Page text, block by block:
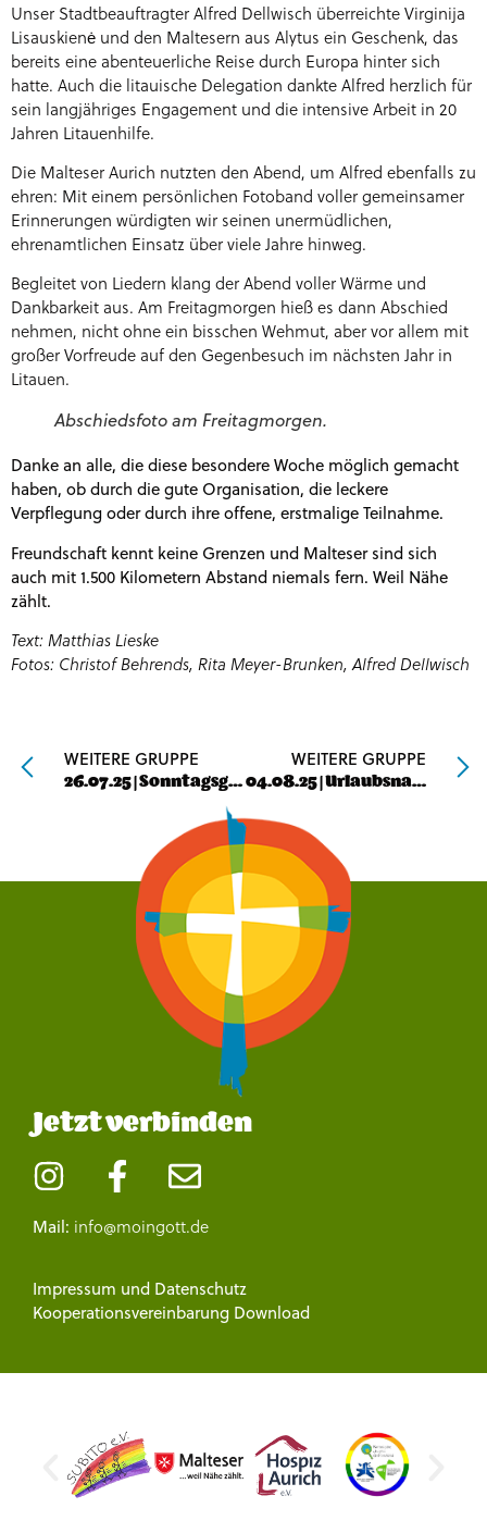
Unser Stadtbeauftragter Alfred Dellwisch überreichte Virginija
Lisauskienė und den Maltesern aus Alytus ein Geschenk, das
bereits eine abenteuerliche Reise durch Europa hinter sich
hatte. Auch die litauische Delegation dankte Alfred herzlich für
sein langjähriges Engagement und die intensive Arbeit in 20
Jahren Litauenhilfe.
Die Malteser Aurich nutzten den Abend, um Alfred ebenfalls zu
ehren: Mit einem persönlichen Fotoband voller gemeinsamer
Erinnerungen würdigten wir seinen unermüdlichen,
ehrenamtlichen Einsatz über viele Jahre hinweg.
Begleitet von Liedern klang der Abend voller Wärme und
Dankbarkeit aus. Am Freitagmorgen hieß es dann Abschied
nehmen, nicht ohne ein bisschen Wehmut, aber vor allem mit
großer Vorfreude auf den Gegenbesuch im nächsten Jahr in
Litauen.
Abschiedsfoto am Freitagmorgen.
Danke an alle, die diese besondere Woche möglich gemacht
haben, ob durch die gute Organisation, die leckere
Verpflegung oder durch ihre offene, erstmalige Teilnahme.
Freundschaft kennt keine Grenzen und Malteser sind sich
auch mit 1.500 Kilometern Abstand niemals fern. Weil Nähe
zählt.
Text: Matthias Lieske
Fotos: Christof Behrends, Rita Meyer-Brunken, Alfred Dellwisch
WEITERE GRUPPE
26.07.25 | Sonntagsgruß von Andreas
WEITERE GRUPPE
04.08.25 | Urlaubsnachklang am Montag
Jetzt verbinden
Mail: info@moingott.de
Impressum und Datenschutz
Kooperationsvereinbarung Download